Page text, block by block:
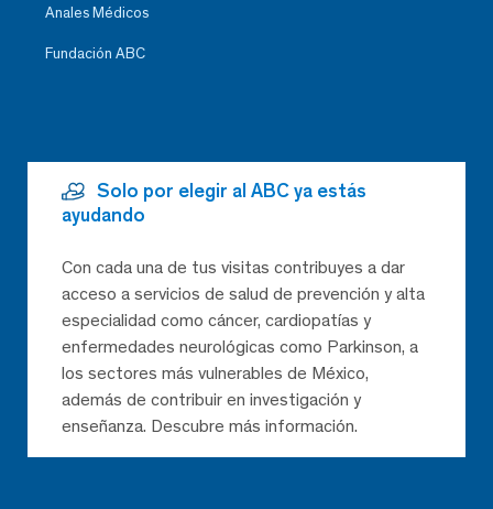
Anales Médicos
Fundación ABC
Solo por elegir al ABC ya estás
ayudando
Con cada una de tus visitas contribuyes a dar
acceso a servicios de salud de prevención y alta
especialidad como cáncer, cardiopatías y
enfermedades neurológicas como Parkinson, a
los sectores más vulnerables de México,
además de contribuir en investigación y
enseñanza. Descubre más información.